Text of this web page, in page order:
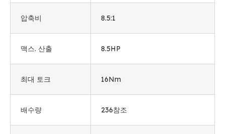
압축비 8.5:1
맥스. 산출 8.5HP
최대 토크 16Nm
배수량 236참조